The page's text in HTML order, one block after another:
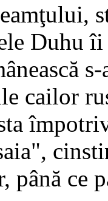
Duhu
cailor
până ce